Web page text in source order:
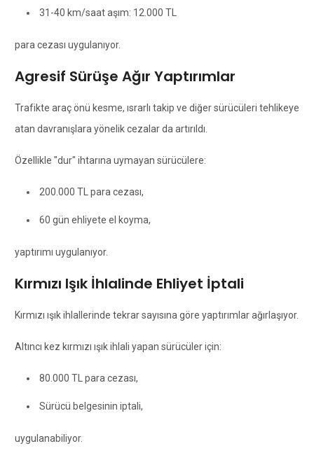
31-40 km/saat aşım: 12.000 TL
para cezası uygulanıyor.
Agresif Sürüşe Ağır Yaptırımlar
Trafikte araç önü kesme, ısrarlı takip ve diğer sürücüleri tehlikeye
atan davranışlara yönelik cezalar da artırıldı.
Özellikle "dur" ihtarına uymayan sürücülere:
200.000 TL para cezası,
60 gün ehliyete el koyma,
yaptırımı uygulanıyor.
Kırmızı Işık İhlalinde Ehliyet İptali
Kırmızı ışık ihlallerinde tekrar sayısına göre yaptırımlar ağırlaşıyor.
Altıncı kez kırmızı ışık ihlali yapan sürücüler için:
80.000 TL para cezası,
Sürücü belgesinin iptali,
uygulanabiliyor.